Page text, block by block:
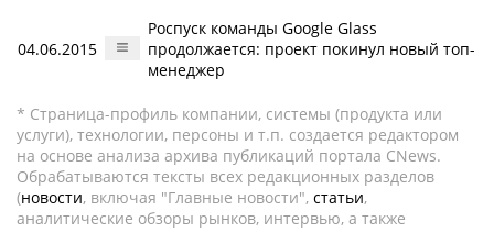
04.06.2015
Роспуск команды Google Glass
продолжается: проект покинул новый топ-
менеджер
* Страница-профиль компании, системы (продукта или
услуги), технологии, персоны и т.п. создается редактором
на основе анализа архива публикаций портала CNews.
Обрабатываются тексты всех редакционных разделов
(новости, включая "Главные новости", статьи,
аналитические обзоры рынков, интервью, а также